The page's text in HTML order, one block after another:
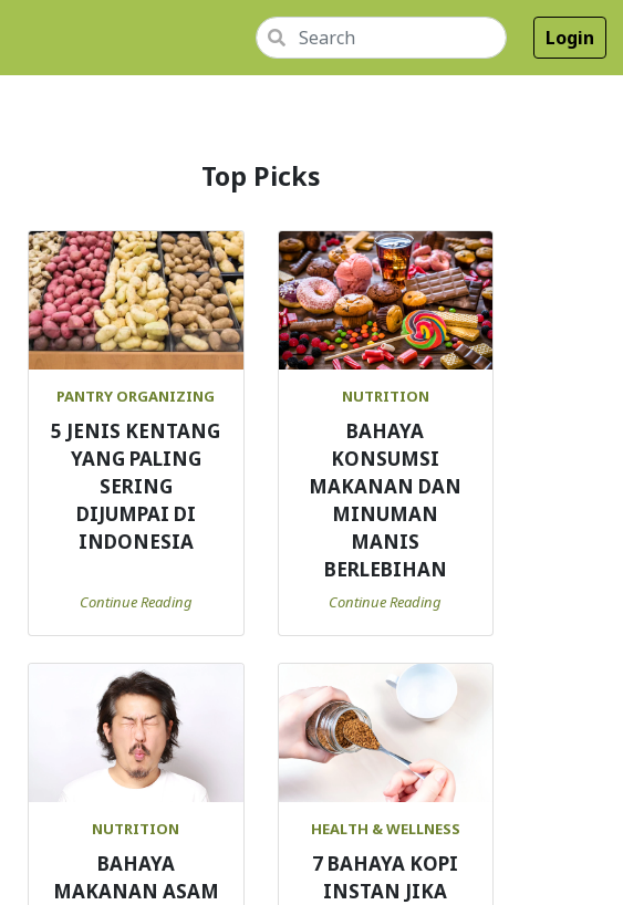
Login
Top Picks
PANTRY ORGANIZING
5 JENIS KENTANG
YANG PALING
SERING
DIJUMPAI DI
INDONESIA
Continue Reading
NUTRITION
BAHAYA
KONSUMSI
MAKANAN DAN
MINUMAN
MANIS
BERLEBIHAN
Continue Reading
NUTRITION
BAHAYA
MAKANAN ASAM
HEALTH & WELLNESS
7 BAHAYA KOPI
INSTAN JIKA